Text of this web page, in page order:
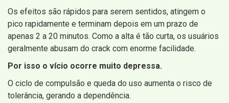
Os efeitos são rápidos para serem sentidos, atingem o
pico rapidamente e terminam depois em um prazo de
apenas 2 a 20 minutos. Como a alta é tão curta, os usuários
geralmente abusam do crack com enorme facilidade.
Por isso o vício ocorre muito depressa.
O ciclo de compulsão e queda do uso aumenta o risco de
tolerância, gerando a dependência.